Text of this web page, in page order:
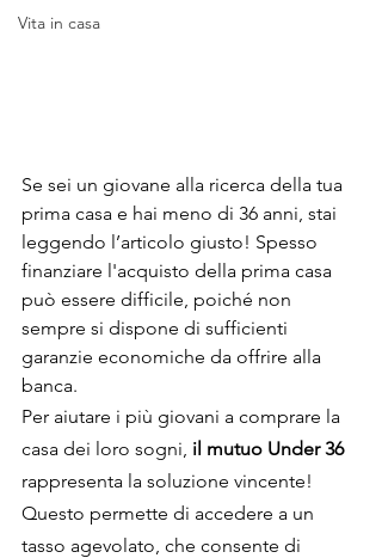
Vita in casa
Se sei un giovane alla ricerca della tua
prima casa e hai meno di 36 anni, stai
leggendo l’articolo giusto! Spesso
finanziare l'acquisto della prima casa
può essere difficile, poiché non
sempre si dispone di sufficienti
garanzie economiche da offrire alla
banca.
Per aiutare i più giovani a comprare la
casa dei loro sogni, il mutuo Under 36
rappresenta la soluzione vincente!
Questo permette di accedere a un
tasso agevolato, che consente di